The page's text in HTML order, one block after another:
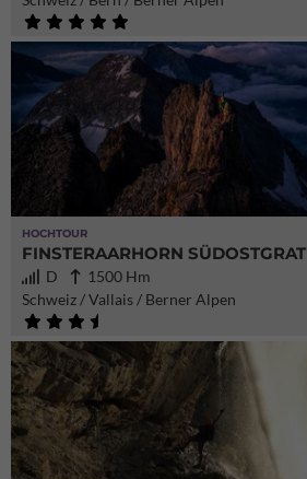
HOCHTOUR
FINSTERAARHORN SÜDOSTGRAT
D
1500 Hm
Schweiz / Vallais / Berner Alpen